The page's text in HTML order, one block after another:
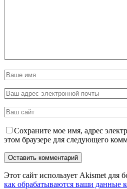
Сохраните мое имя, адрес
этом браузере для следующего
Этот сайт использует Akismet для
как обрабатываются ваши данные